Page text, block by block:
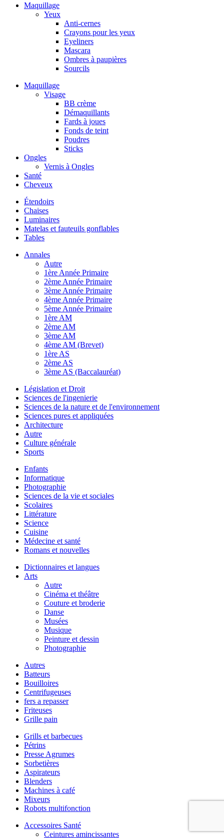
Maquillage
Yeux
Anti-cernes
Crayons pour les yeux
Eyeliners
Mascara
Ombres à paupières
Sourcils
Maquillage
Visage
BB crème
Démaquillants
Fards à joues
Fonds de teint
Poudres
Sticks
Ongles
Vernis à Ongles
Santé
Cheveux
Étendoirs
Chaises
Luminaires
Matelas et fauteuils gonflables
Tables
Annales
Autre
1ère Année Primaire
2ème Année Primaire
3ème Année Primaire
4ème Année Primaire
5ème Année Primaire
1ère AM
2ème AM
3ème AM
4ème AM (Brevet)
1ère AS
2ème AS
3ème AS (Baccalauréat)
Législation et Droit
Sciences de l'ingenierie
Sciences de la nature et de l'environnement
Sciences pures et appliquées
Architecture
Autre
Culture générale
Sports
Enfants
Informatique
Photographie
Sciences de la vie et sociales
Scolaires
Littérature
Science
Cuisine
Médecine et santé
Romans et nouvelles
Dictionnaires et langues
Arts
Autre
Cinéma et théâtre
Couture et broderie
Danse
Musées
Musique
Peinture et dessin
Photographie
Autres
Batteurs
Bouilloires
Centrifugeuses
fers a repasser
Friteuses
Grille pain
Grills et barbecues
Pétrins
Presse Agrumes
Sorbetières
Aspirateurs
Blenders
Machines à café
Mixeurs
Robots multifonction
Accessoires Santé
Ceintures amincissantes